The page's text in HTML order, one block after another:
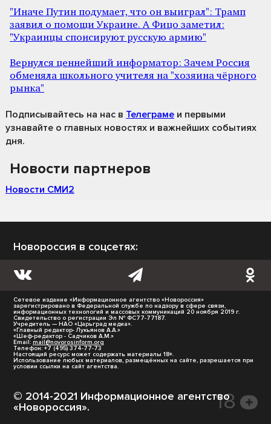
"Иначе Путин подумает, что он выиграл": Трамп
заявил о помощи Украине. А Фицо заметил:
"Украинцы спонсируют русскую армию"
Вернулся ценнейший информатор: Зачем Россия
обменяла школьного учителя на "хозяина чёрного
рынка"
Подписывайтесь на нас в Телеграме и первыми
узнавайте о главных новостях и важнейших событиях
дня.
Новости партнеров
Новости СМИ2
Новороссия в соцсетях:
Сетевое издание «Информационное агентство «Новороссия»
зарегистрировано в Федеральной службе по надзору в сфере связи,
информационных технологий и массовых коммуникаций 20 ноября 2019 г.
Свидетельство о регистрации Эл № ФС77-77187.
Учредитель — НАО «Царьград медиа».
«Главный редактор- Лукьянов А.А.»
«Шеф-редактор - Садчиков А.М.»
Email: mail@novorosinform.org
Телефон: +7 (495) 374-77-73
Настоящий ресурс может содержать материалы 18+.
Использование любых материалов, размещённых на сайте, разрешается при
условии ссылки на сайт агентства.
© 2014-2021 Информационное агентство
«Новороссия».